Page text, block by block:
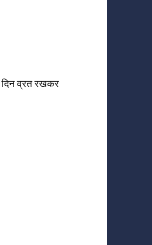
दिन व्रत रखकर